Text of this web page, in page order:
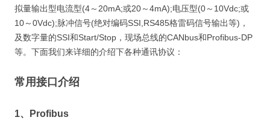
拟量输出型电流型(4～20mA;或20～4mA);电压型(0～10Vdc;或
10～0Vdc);脉冲信号(绝对编码SSI,RS485格雷码信号输出等)，
及数字量的SSI和Start/Stop，现场总线的CANbus和Profibus-DP
等。下面我们来详细的介绍下各种通讯协议：
常用接口介绍
1、Profibus